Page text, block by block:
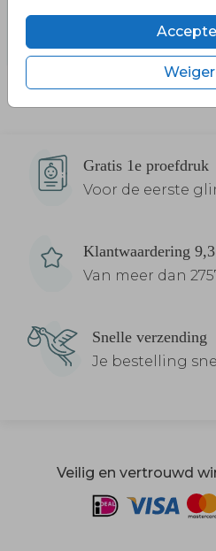
Gratis 1e proefdruk
Voor de eerste
Klantwaardering 9,3
Van meer dan
Snelle verzending
Je bestelling
Veilig en vertrouwd